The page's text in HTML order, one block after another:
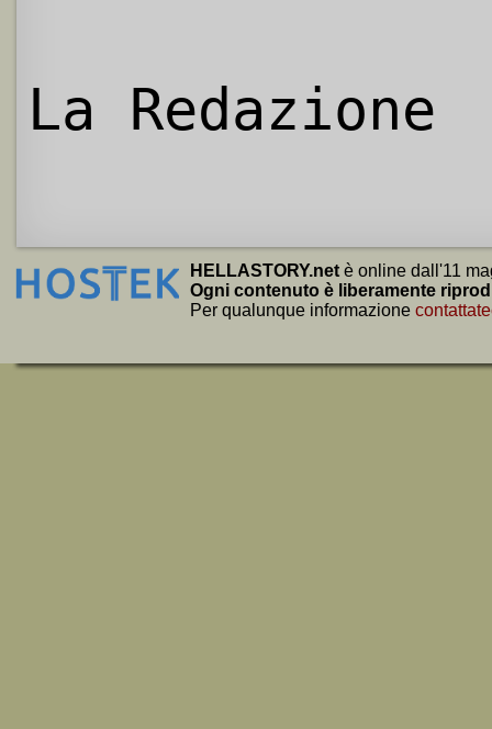
La Redazione
HELLASTORY.net è online dall'11
Ogni contenuto è liberamente
Per qualunque informazione